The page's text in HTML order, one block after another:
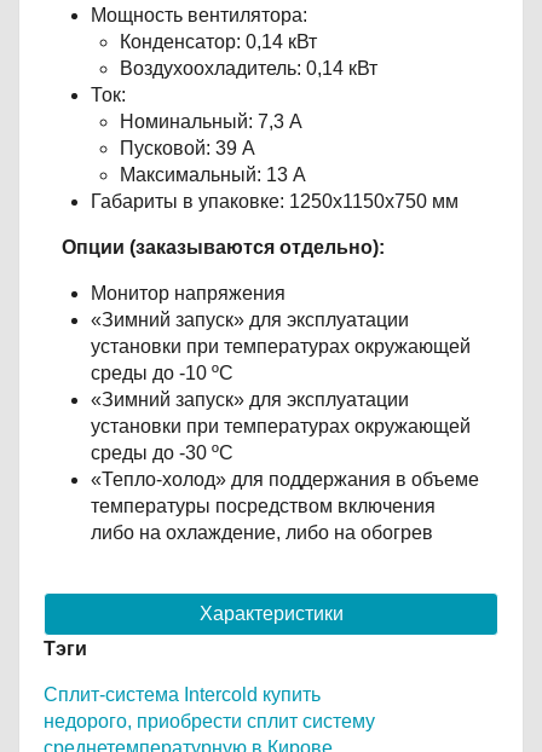
Мощность вентилятора:
Конденсатор: 0,14 кВт
Воздухоохладитель: 0,14 кВт
Ток:
Номинальный: 7,3 А
Пусковой: 39 А
Максимальный: 13 А
Габариты в упаковке: 1250х1150х750 мм
Опции (заказываются отдельно):
Монитор напряжения
«Зимний запуск» для эксплуатации
установки при температурах окружающей
среды до -10 ºС
«Зимний запуск» для эксплуатации
установки при температурах окружающей
среды до -30 ºС
«Тепло-холод» для поддержания в объеме
температуры посредством включения
либо на охлаждение, либо на обогрев
Характеристики
Тэги
Сплит-система Intercold купить
недорого, приобрести сплит систему
среднетемпературную в Кирове